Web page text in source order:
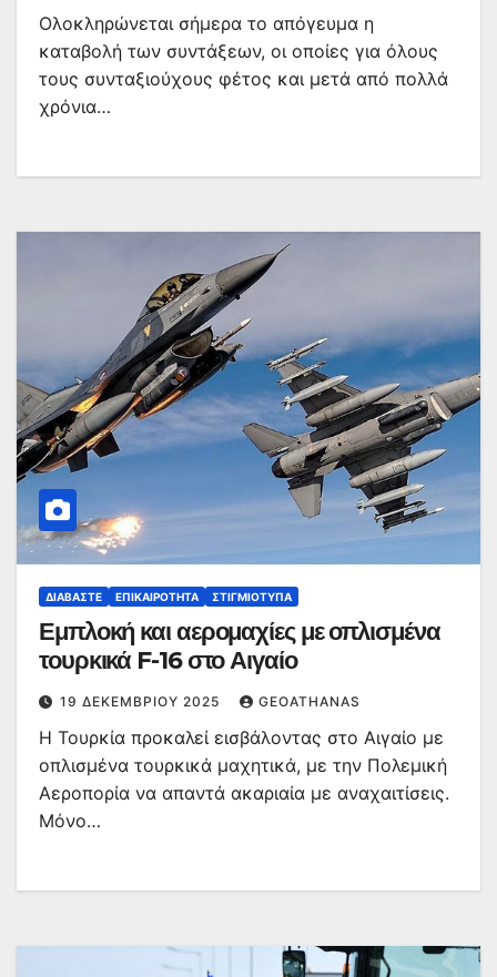
Ολοκληρώνεται σήμερα το απόγευμα η
καταβολή των συντάξεων, οι οποίες για όλους
τους συνταξιούχους φέτος και μετά από πολλά
χρόνια…
ΔΙΑΒΆΣΤΕ ΕΠΙΚΑΙΡΌΤΗΤΑ ΣΤΙΓΜΙΌΤΥΠΑ
Εμπλοκή και αερομαχίες με οπλισμένα
τουρκικά F-16 στο Αιγαίο
19 ΔΕΚΕΜΒΡΊΟΥ 2025 GEOATHANAS
Η Τουρκία προκαλεί εισβάλοντας στο Αιγαίο με
οπλισμένα τουρκικά μαχητικά, με την Πολεμική
Αεροπορία να απαντά ακαριαία με αναχαιτίσεις.
Μόνο…